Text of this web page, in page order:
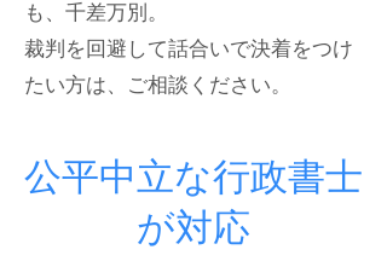
も、千差万別。
裁判を回避して話合いで決着をつけ
たい方は、ご相談ください。
公平中立な行政書士
が対応